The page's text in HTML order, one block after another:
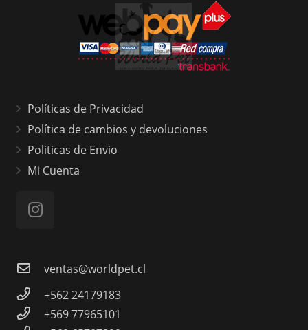
Políticas de Privacidad
Política de cambios y devoluciones
Politicas de Envio
Mi Cuenta
ventas@worldpet.cl
+562 24179183
+569 77965101